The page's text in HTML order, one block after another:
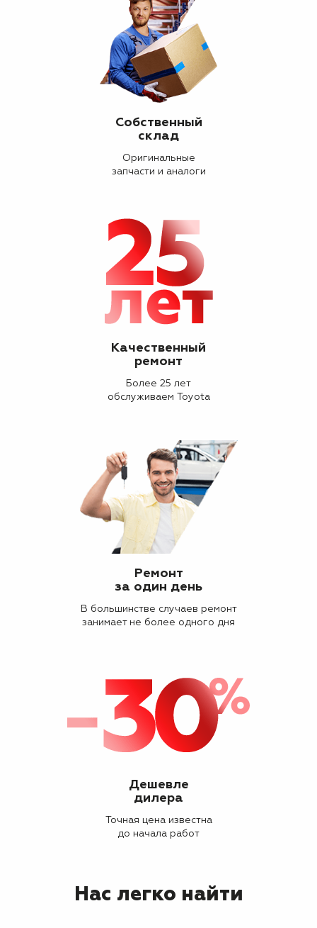
Собственный
склад
Оригинальные
запчасти и аналоги
Качественный
ремонт
Более 25 лет
обслуживаем Toyota
Ремонт
за один день
В большинстве случаев ремонт
занимает не более одного дня
Дешевле
дилера
Точная цена известна
до начала работ
Нас легко найти